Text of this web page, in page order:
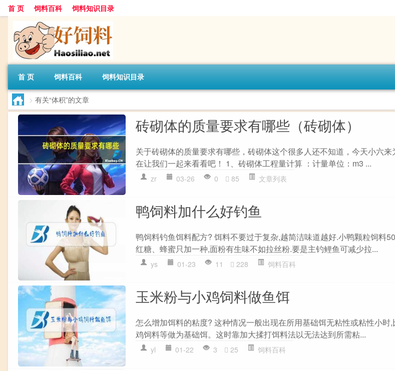
首 页 饲料百科 饲料知识目录
首 页 饲料百科 饲料知识目录
> 有关“体积”的文章
砖砌体的质量要求有哪些（砖砌体）
关于砖砌体的质量要求有哪些，砖砌体这个很多人还不知道，今天小六
在让我们一起来看看吧！ 1、砖砌体工程量计算 ：计量单位：m3 ...
zr 03-26 0 85 文章列表
鸭饲料加什么好钓鱼
鸭饲料钓鱼饵料配方? 饵料不要过于复杂,越简洁味道越好.小鸭颗粒饲料
红糖、蜂蜜只加一种,面粉有生味不如拉丝粉.要是主钓鲤鱼可减少拉...
ys 01-23 11 228 饲料百科
玉米粉与小鸡饲料做鱼饵
怎么增加饵料的粘度? 这种情况一般出现在所用基础饵无粘性或粘性小时
鸡饲料等做为基础饵。这时靠加大揉打饵料法以无法达到所需粘...
yl 01-22 3 25 饲料百科